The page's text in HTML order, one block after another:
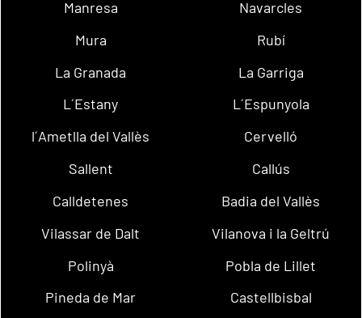
Manresa
Navarcles
Mura
Rubí
La Granada
La Garriga
L´Estany
L´Espunyola
l´Ametlla del Vallès
Cervelló
Sallent
Callús
Calldetenes
Badia del Vallès
Vilassar de Dalt
Vilanova i la Geltrú
Polinyà
Pobla de Lillet
Pineda de Mar
Castellbisbal